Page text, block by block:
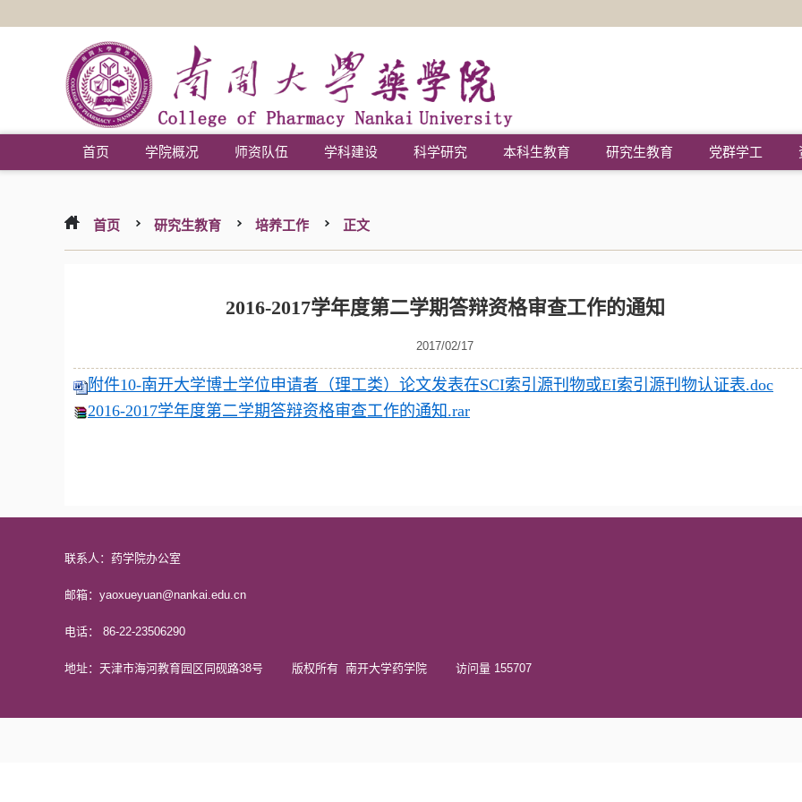
首页 学院概况 师资队伍 学科建设 科学研究 本科生教育 研究生教育 党群学工
首页 研究生教育 培养工作 正文
2016-2017学年度第二学期答辩资格审查工作的通知
2017/02/17
附件10-南开大学博士学位申请者（理工类）论文发表在SCI索引源刊物或EI索引源刊物认证表.doc
2016-2017学年度第二学期答辩资格审查工作的通知.rar
联系人：药学院办公室
邮箱：yaoxueyuan@nankai.edu.cn
电话： 86-22-23506290
地址：天津市海河教育园区同砚路38号 版权所有 南开大学药学院 访问量 155707